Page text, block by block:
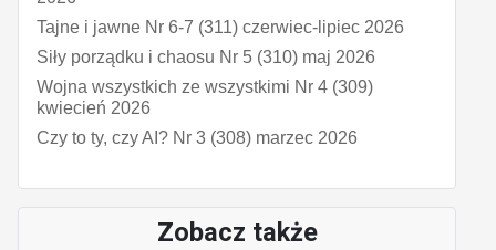
Tajne i jawne Nr 6-7 (311) czerwiec-lipiec 2026
Siły porządku i chaosu Nr 5 (310) maj 2026
Wojna wszystkich ze wszystkimi Nr 4 (309)
kwiecień 2026
Czy to ty, czy AI? Nr 3 (308) marzec 2026
Zobacz także